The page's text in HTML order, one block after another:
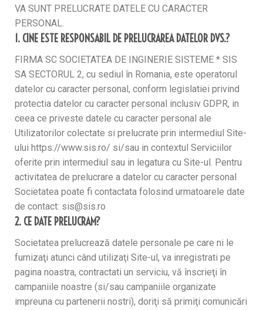
VA SUNT PRELUCRATE DATELE CU CARACTER
PERSONAL.
1. CINE ESTE RESPONSABIL DE PRELUCRAREA DATELOR DVS.?
FIRMA SC SOCIETATEA DE INGINERIE SISTEME * SIS
SA SECTORUL 2, cu sediul în Romania, este operatorul
datelor cu caracter personal, conform legislatiei privind
protectia datelor cu caracter personal inclusiv GDPR, in
ceea ce priveste datele cu caracter personal ale
Utilizatorilor colectate si prelucrate prin intermediul Site-
ului https://www.sis.ro/ si/sau in contextul Serviciilor
oferite prin intermediul sau in legatura cu Site-ul. Pentru
activitatea de prelucrare a datelor cu caracter personal
Societatea poate fi contactata folosind urmatoarele date
de contact: sis@sis.ro
2. CE DATE PRELUCRAM?
Societatea prelucrează datele personale pe care ni le
furnizaţi atunci când utilizaţi Site-ul, va inregistrati pe
pagina noastra, contractati un serviciu, vă înscrieţi în
campaniile noastre (si/sau campaniile organizate
impreuna cu partenerii nostri), doriţi să primiţi comunicări